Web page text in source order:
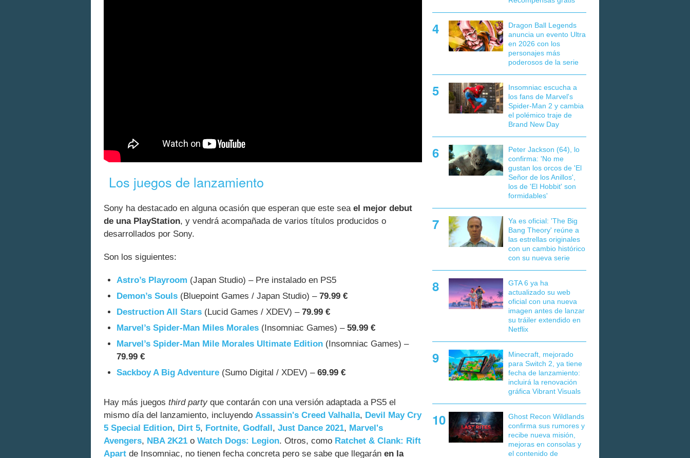
Los juegos de lanzamiento
Sony ha destacado en alguna ocasión que esperan que este sea el mejor debut
de una PlayStation, y vendrá acompañada de varios títulos producidos o
desarrollados por Sony.
Son los siguientes:
Astro’s Playroom (Japan Studio) – Pre instalado en PS5
Demon’s Souls (Bluepoint Games / Japan Studio) – 79.99 €
Destruction All Stars (Lucid Games / XDEV) – 79.99 €
Marvel’s Spider-Man Miles Morales (Insomniac Games) – 59.99 €
Marvel’s Spider-Man Mile Morales Ultimate Edition (Insomniac Games) –
79.99 €
Sackboy A Big Adventure (Sumo Digital / XDEV) – 69.99 €
Hay más juegos third party que contarán con una versión adaptada a PS5 el
mismo día del lanzamiento, incluyendo Assassin's Creed Valhalla, Devil May Cry
5 Special Edition, Dirt 5, Fortnite, Godfall , Just Dance 2021, Marvel's
Avengers, NBA 2K21 o Watch Dogs: Legion. Otros, como Ratchet & Clank: Rift
Apart de Insomniac, no tienen fecha concreta pero se sabe que llegarán en la
Dragon Ball Legends
anuncia un evento Ultra
en 2026 con los
personajes más
poderosos de la serie
Insomniac escucha a
los fans de Marvel's
Spider-Man 2 y cambia
el polémico traje de
Brand New Day
Peter Jackson (64), lo
confirma: 'No me
gustan los orcos de 'El
Señor de los Anillos',
los de 'El Hobbit' son
formidables'
Ya es oficial: 'The Big
Bang Theory' reúne a
las estrellas originales
con un cambio histórico
con su nueva serie
GTA 6 ya ha
actualizado su web
oficial con una nueva
imagen antes de lanzar
su tráiler extendido en
Netflix
Minecraft, mejorado
para Switch 2, ya tiene
fecha de lanzamiento:
incluirá la renovación
gráfica Vibrant Visuals
Ghost Recon Wildlands
confirma sus rumores y
recibe nueva misión,
mejoras en consolas y
el contenido de